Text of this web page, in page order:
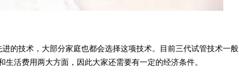
的技术，大部分家庭也都会选择这项技术。目前三代试管技术一般
活费用两大方面，因此大家还需要有一定的经济条件。